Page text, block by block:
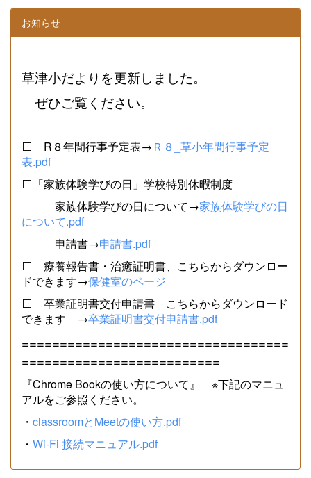
お知らせ
草津小だよりを更新しました。
ぜひご覧ください。
⬜ R８年間行事予定表→ Ｒ８_草小年間行事予定
表.pdf
⬜「家族体験学びの日」学校特別休暇制度
家族体験学びの日について→家族体験学びの日
について.pdf
申請書→申請書.pdf
⬜ 療養報告書・治癒証明書、こちらからダウンロー
ドできます→保健室のページ
⬜ 卒業証明書交付申請書 こちらからダウンロード
できます →卒業証明書交付申請書.pdf
===================================
==========================
『Chrome Bookの使い方について』 ※下記のマニュ
アルをご参照ください。
・ classroomとMeetの使い方.pdf
・ Wi-Fi 接続マニュアル.pdf